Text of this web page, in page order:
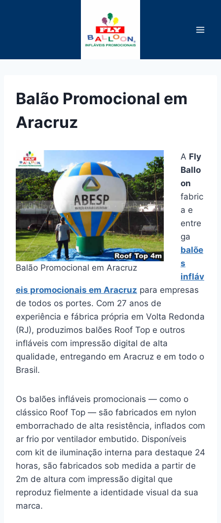
Balão Promocional em
Aracruz
Balão Promocional em Aracruz
A Fly
Ballo
on
fabric
a e
entre
ga
balõe
s
infláv
eis promocionais em Aracruz para empresas
de todos os portes. Com 27 anos de
experiência e fábrica própria em Volta Redonda
(RJ), produzimos balões Roof Top e outros
infláveis com impressão digital de alta
qualidade, entregando em Aracruz e em todo o
Brasil.
Os balões infláveis promocionais — como o
clássico Roof Top — são fabricados em nylon
emborrachado de alta resistência, inflados com
ar frio por ventilador embutido. Disponíveis
com kit de iluminação interna para destaque 24
horas, são fabricados sob medida a partir de
2m de altura com impressão digital que
reproduz fielmente a identidade visual da sua
marca.